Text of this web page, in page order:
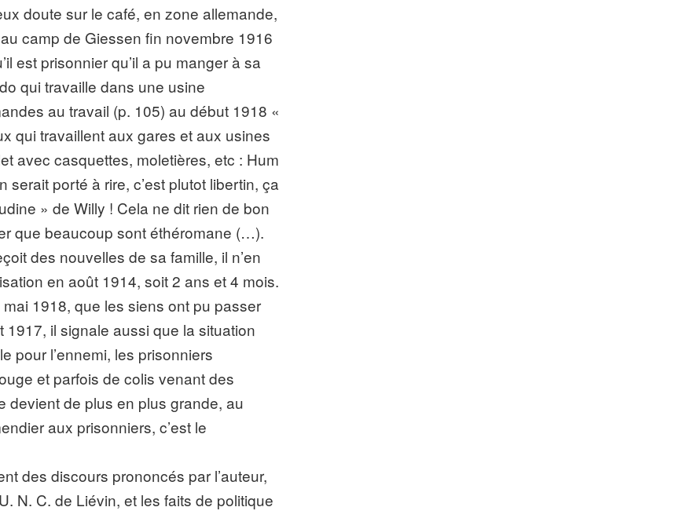
doute sur le café, en zone allemande,
camp de Giessen fin novembre 1916
est prisonnier qu’il a pu manger à sa
qui travaille dans une usine
au travail (p. 105) au début 1918 «
qui travaillent aux gares et aux usines
avec casquettes, moletières, etc : Hum
porté à rire, c’est plutot libertin, ça
» de Willy ! Cela ne dit rien de bon
que beaucoup sont éthéromane (…).
des nouvelles de sa famille, il n’en
en août 1914, soit 2 ans et 4 mois.
1918, que les siens ont pu passer
il signale aussi que la situation
pour l’ennemi, les prisonniers
et parfois de colis venant des
devient de plus en plus grande, au
aux prisonniers, c’est le
des discours prononcés par l’auteur,
N. C. de Liévin, et les faits de politique